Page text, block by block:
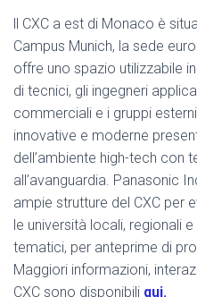
ll CXC a est di Monaco è
Campus Munich, la sede
offre uno spazio utilizzabile
di tecnici, gli ingegneri
commerciali e i gruppi
innovative e moderne
dell’ambiente high-tech con
all’avanguardia. Panasonic
ampie strutture del CXC per
le università locali, regionali
tematici, per anteprime di
Maggiori informazioni,
CXC sono disponibili qui.